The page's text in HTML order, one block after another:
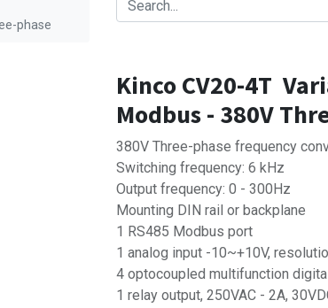
phase
Kinco CV20-4T
Modbus - 380V
380V Three-phase frequency
Switching frequency: 6 kHz
Output frequency: 0 - 300Hz
Mounting DIN rail or backplane
1 RS485 Modbus port
1 analog input -10~+10V,
4 optocoupled multifunction
1 relay output, 250VAC - 2A,